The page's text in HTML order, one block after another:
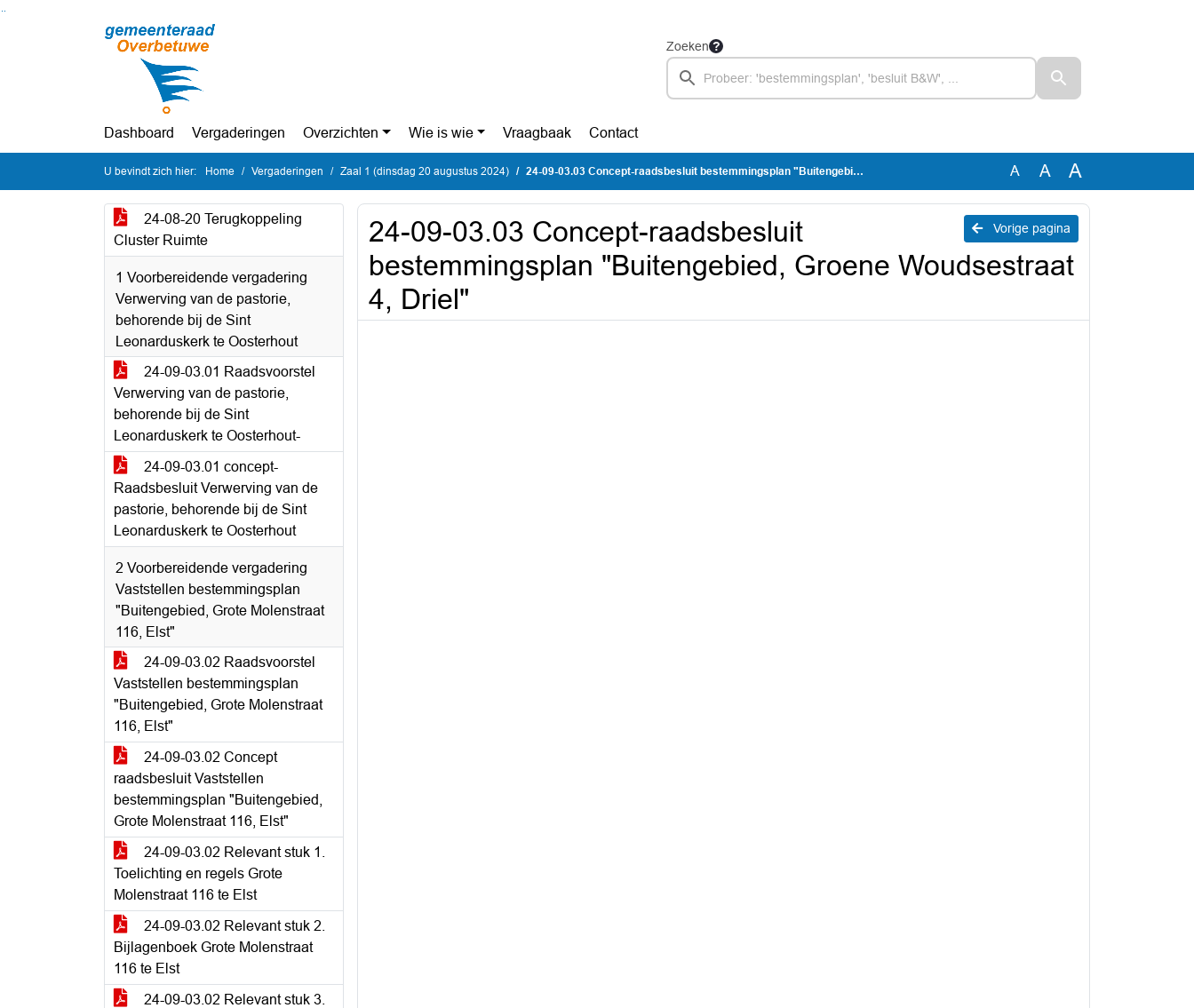
Ga naar de inhoud van deze pagina
Zoeken
Dashboard Vergaderingen Overzichten Wie is wie Vraagbaak Contact
U bevindt zich hier: Home Vergaderingen Zaal 1 (dinsdag 20 augustus 2024) 24-09-03.03 Concept-raadsbesluit bestemmingsplan "Buitengebied, Groene Woudsestraat 4, Driel" A A A
24-08-20 Terugkoppeling
Cluster Ruimte
1 Voorbereidende vergadering
Verwerving van de pastorie,
behorende bij de Sint
Leonarduskerk te Oosterhout
24-09-03.01 Raadsvoorstel
Verwerving van de pastorie,
behorende bij de Sint
Leonarduskerk te Oosterhout-
24-09-03.01 concept-
Raadsbesluit Verwerving van de
pastorie, behorende bij de Sint
Leonarduskerk te Oosterhout
2 Voorbereidende vergadering
Vaststellen bestemmingsplan
"Buitengebied, Grote Molenstraat
116, Elst"
24-09-03.02 Raadsvoorstel
Vaststellen bestemmingsplan
"Buitengebied, Grote Molenstraat
116, Elst"
24-09-03.02 Concept
raadsbesluit Vaststellen
bestemmingsplan "Buitengebied,
Grote Molenstraat 116, Elst"
24-09-03.02 Relevant stuk 1.
Toelichting en regels Grote
Molenstraat 116 te Elst
24-09-03.02 Relevant stuk 2.
Bijlagenboek Grote Molenstraat
116 te Elst
24-09-03.02 Relevant stuk 3.
Vorige pagina
24-09-03.03 Concept-raadsbesluit
bestemmingsplan "Buitengebied, Groene Woudsestraat
4, Driel"